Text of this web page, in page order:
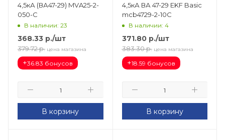
4,5кА (ВА47-29) MVA25-2-
050-C
В наличии: 23
368.33 р./шт
379.72 р. цена магазина
+36.83 бонусов
В корзину
4,5кА ВА 47-29 EKF Basic
mcb4729-2-10C
В наличии: 4
371.80р./шт
383.30 р. цена магазина
+18.59 бонусов
В корзину